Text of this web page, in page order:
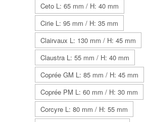
Ceto L: 65 mm / H: 40 mm
Cirie L: 95 mm / H: 35 mm
Clairvaux L: 130 mm / H: 45 mm
Claustra L: 55 mm / H: 40 mm
Coprée GM L: 85 mm / H: 45 mm
Coprée PM L: 60 mm / H: 30 mm
Corcyre L: 80 mm / H: 55 mm